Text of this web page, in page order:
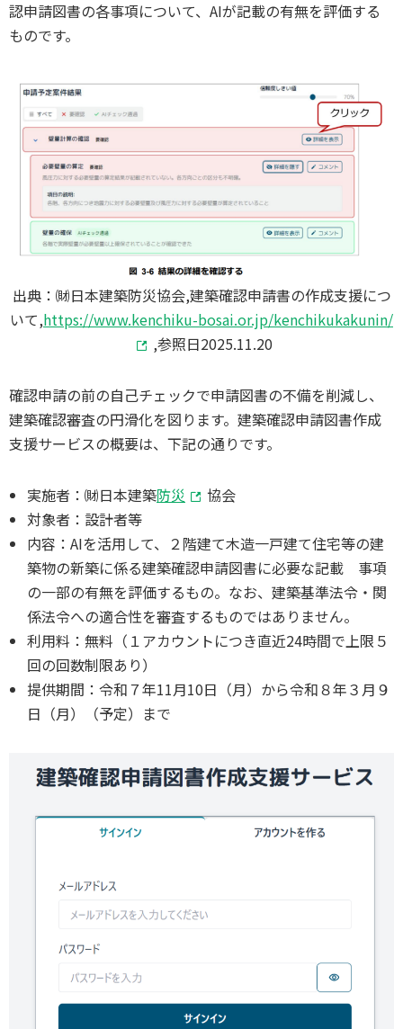
認申請図書の各事項について、AIが記載の有無を評価する
ものです。
出典：㈶日本建築防災協会,建築確認申請書の作成支援につ
いて,https://www.kenchiku-bosai.or.jp/kenchikukakunin/
,参照日2025.11.20
確認申請の前の自己チェックで申請図書の不備を削減し、
建築確認審査の円滑化を図ります。建築確認申請図書作成
支援サービスの概要は、下記の通りです。
実施者：㈶日本建築防災
協会
対象者：設計者等
内容：AIを活用して、２階建て木造一戸建て住宅等の建
築物の新築に係る建築確認申請図書に必要な記載 事項
の一部の有無を評価するもの。なお、建築基準法令・関
係法令への適合性を審査するものではありません。
利用料：無料（１アカウントにつき直近24時間で上限５
回の回数制限あり）
提供期間：令和７年11月10日（月）から令和８年３月９
日（月）（予定）まで